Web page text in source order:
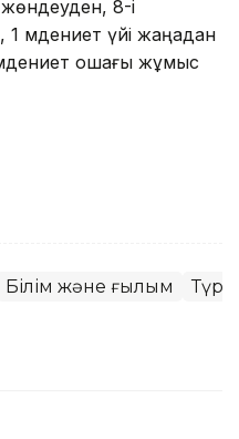
8-і
мәдениет үйі жаңадан
ошағы жұмыс
Білім және ғылым